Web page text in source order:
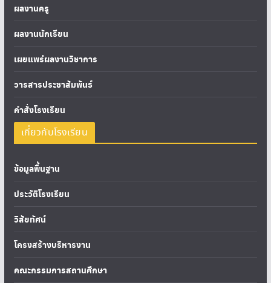
ผลงานครู
ผลงานนักเรียน
เผยแพร่ผลงานวิชาการ
วารสารประชาสัมพันธ์
คำสั่งโรงเรียน
เกี่ยวกับโรงเรียน
ข้อมูลพื้นฐาน
ประวัติโรงเรียน
วิสัยทัศน์
โครงสร้างบริหารงาน
คณะกรรมการสถานศึกษา